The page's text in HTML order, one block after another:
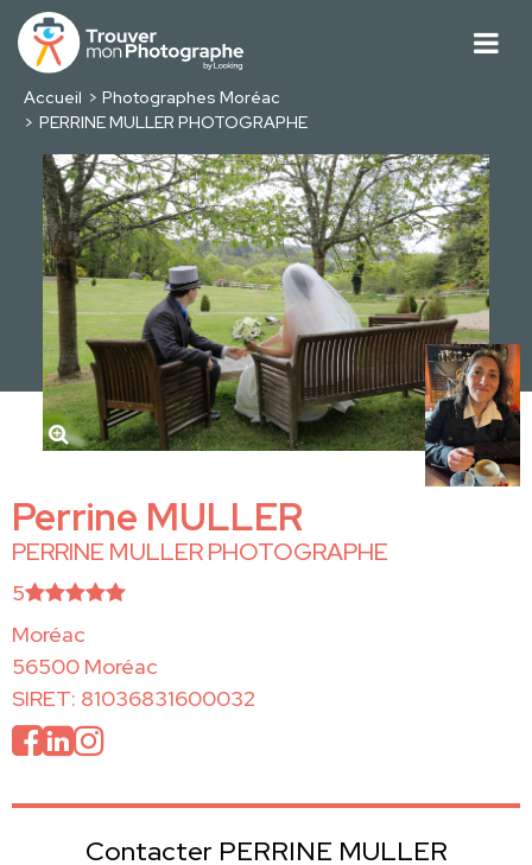
Accueil
Photographes Moréac
PERRINE MULLER PHOTOGRAPHE
Perrine MULLER
PERRINE MULLER PHOTOGRAPHE
5
Moréac
56500 Moréac
SIRET: 81036831600032
Contacter PERRINE MULLER